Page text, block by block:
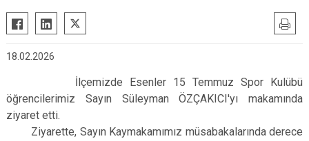
Bahçelievler
Beykoz
Beyoğlu
Küçükçekmece
Pendik
Ataşehir
Beylikdüzü
18.02.2026
İlçemizde Esenler 15 Temmuz Spor Kulübü
öğrencilerimiz Sayın Süleyman ÖZÇAKICI'yı makamında
ziyaret etti.
Ziyarette, Sayın Kaymakamımız müsabakalarında derece